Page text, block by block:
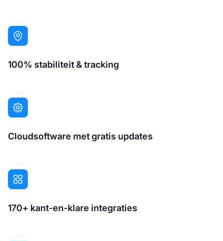
100% stabiliteit & tracking
Cloudsoftware met gratis updates
170+ kant-en-klare integraties